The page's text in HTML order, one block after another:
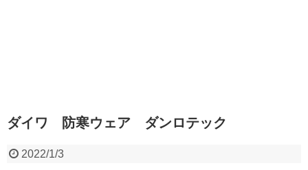
ダイワ 防寒ウェア ダンロテック
2022/1/3